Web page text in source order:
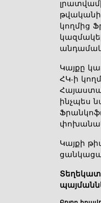
թվականի
կողմից
Կայքը
ՀԿ-ի
ինչպես
Կայքի